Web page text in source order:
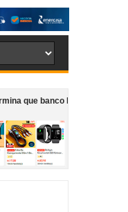
banco Mercantil
e fortalece formação